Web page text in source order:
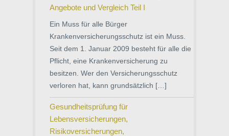
Angebote und Vergleich Teil I
Ein Muss für alle Bürger
Krankenversicherungsschutz ist ein Muss.
Seit dem 1. Januar 2009 besteht für alle die
Pflicht, eine Krankenversicherung zu
besitzen. Wer den Versicherungsschutz
verloren hat, kann grundsätzlich […]
Gesundheitsprüfung für
Lebensversicherungen,
Risikoversicherungen,